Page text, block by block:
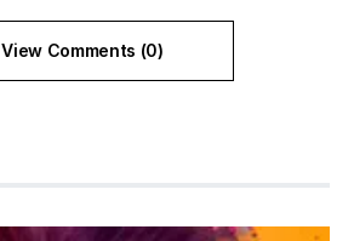
View Comments (0)